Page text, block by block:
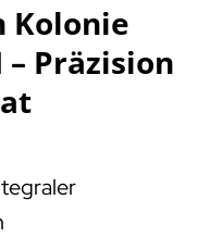
Kolonie
Präzision